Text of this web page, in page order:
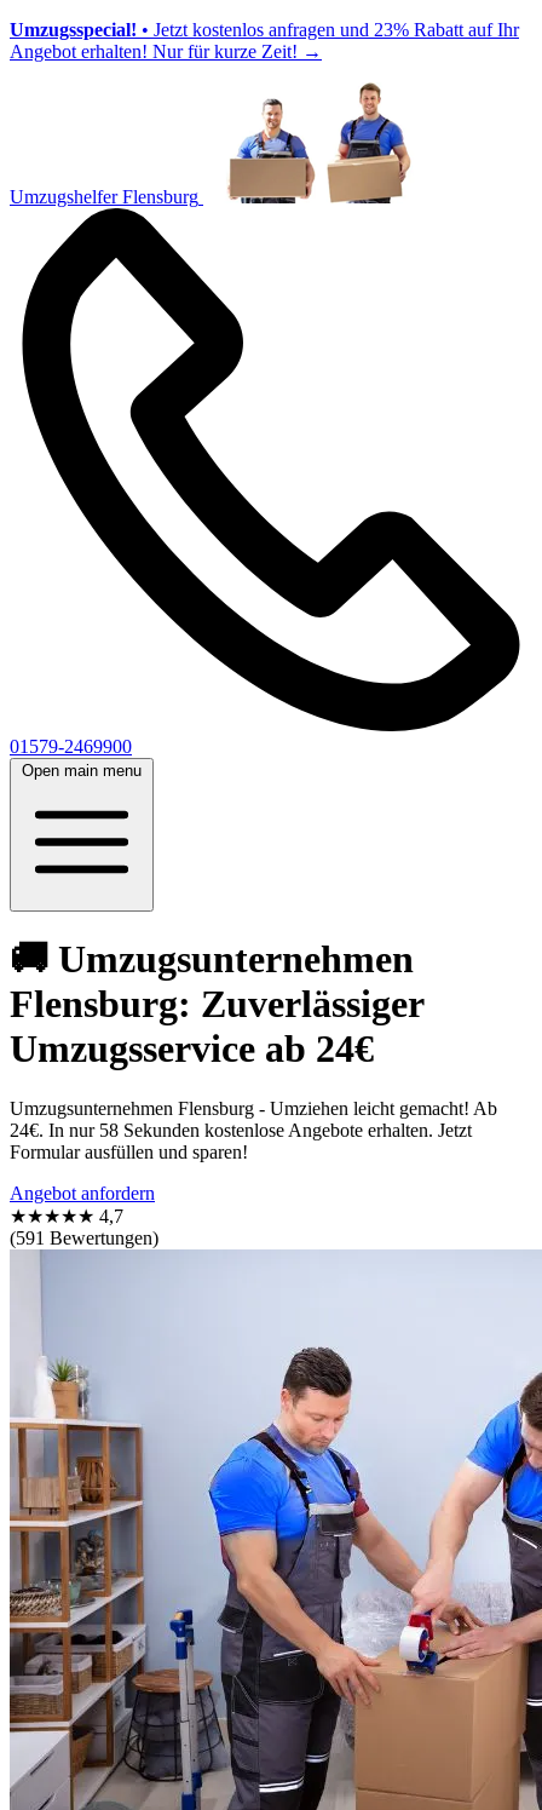
Umzugsspecial! • Jetzt kostenlos anfragen und 23% Rabatt auf Ihr
Angebot erhalten! Nur für kurze Zeit! →
Umzugshelfer Flensburg
01579-2469900
Open main menu
🚚 Umzugsunternehmen
Flensburg: Zuverlässiger
Umzugsservice ab 24€
Umzugsunternehmen Flensburg - Umziehen leicht gemacht! Ab
24€. In nur 58 Sekunden kostenlose Angebote erhalten. Jetzt
Formular ausfüllen und sparen!
Angebot anfordern
★★★★★ 4,7
(591 Bewertungen)